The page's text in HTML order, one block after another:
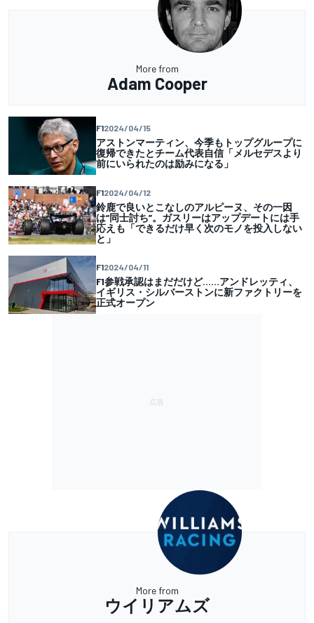
More from
Adam Cooper
F12024/04/15
アストンマーティン、今季もトップグループに
復帰できたとチーム代表自信「メルセデスより
前にいられたのは励みになる」
F12024/04/12
鈴鹿で良いとこなしのアルピーヌ、その一因
は“同士討ち”。ガスリーはアップデートには手
応えも「できるだけ早く次のモノを投入しない
と」
F12024/04/11
F1参戦承認はまだだけど……アンドレッティ、
イギリス・シルバーストンに新ファクトリーを
正式オープン
More from
ウイリアムズ